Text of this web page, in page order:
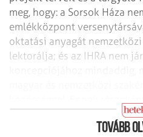
meg, hogy: a Sorsok Háza
emlékközpont
oktatási anyagát
lektorálja; és az IHRA nem
stábja folyamatosan
Tovább